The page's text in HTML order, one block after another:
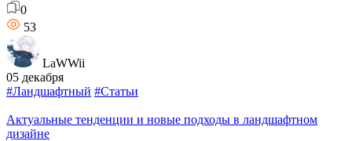
0
53
LaWWii
05 декабря
#Ландшафтный #Статьи
Актуальные тенденции и новые подходы в ландшафтном
дизайне